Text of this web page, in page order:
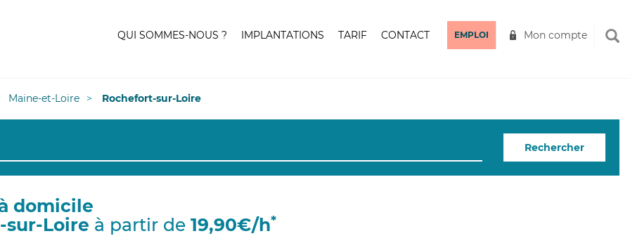
QUI SOMMES-NOUS ? IMPLANTATIONS TARIF CONTACT EMPLOI Mon compte
Maine-et-Loire Rochefort-sur-Loire
Rechercher
domicile
sur-Loire à partir de 19,90€/h*